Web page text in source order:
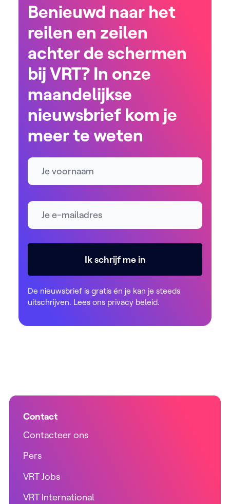
Benieuwd naar het
reilen en zeilen
achter de schermen
bij VRT? In onze
maandelijkse
nieuwsbrief kom je
meer te weten
Naam
E-mailadres *
Ik schrijf me in
De nieuwsbrief is gratis én je kan je steeds
uitschrijven. Lees ons privacy beleid.
Contact
Contacteer ons
Pers
VRT Jobs
VRT International